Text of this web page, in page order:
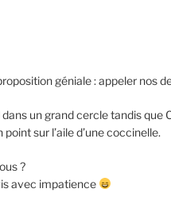
géniale : appeler nos
un grand cercle tandis que
sur l’aile d’une coccinelle.
?
avec impatience